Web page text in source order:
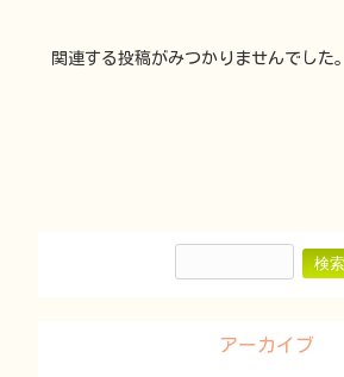
関連する投稿がみつかりませんでした。
アーカイブ